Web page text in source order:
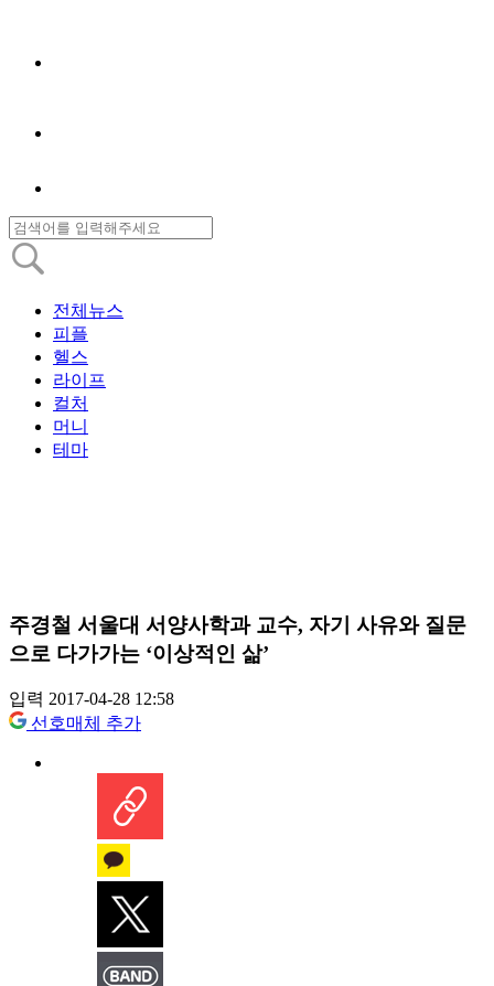
전체뉴스
피플
헬스
라이프
컬처
머니
테마
주경철 서울대 서양사학과 교수, 자기 사유와 질문
으로 다가가는 ‘이상적인 삶’
입력 2017-04-28 12:58
선호매체 추가